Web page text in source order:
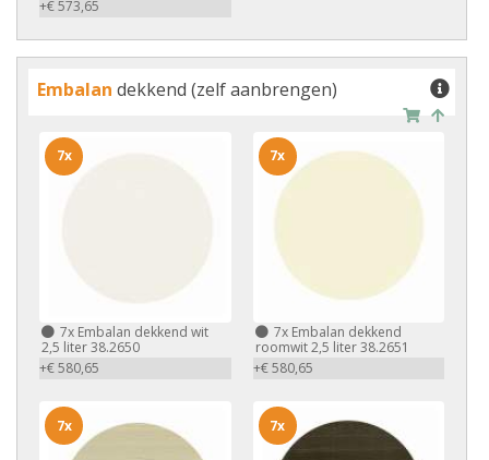
+€ 573,65
Embalan dekkend (zelf aanbrengen)
7x Embalan dekkend wit
2,5 liter 38.2650
+€ 580,65
7x
7xEmbalan dekkend
roomwit 2,5 liter 38.2651
+€ 580,65
7x
7x 7x